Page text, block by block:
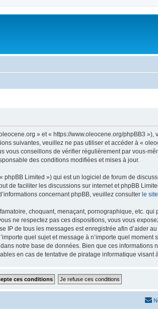
» et « https://www.oleocene.org/phpBB3
suivantes, veuillez ne pas utiliser et accéder à «
conseillons de vérifier régulièrement par vous-
des conditions modifiées et mises à jour.
Limited ») qui est un logiciel de forum de
de faciliter les discussions sur internet et phpBB
concernant phpBB, veuillez consulter le
choquant, menaçant, pornographique, etc.
ne respectez pas ces dispositions, vous vous
IP de tous les messages est enregistrée afin d’aider
quel sujet et message à n’importe quel moment
notre base de données. Bien que ces informations
en cas de tentative de piratage informatique visant